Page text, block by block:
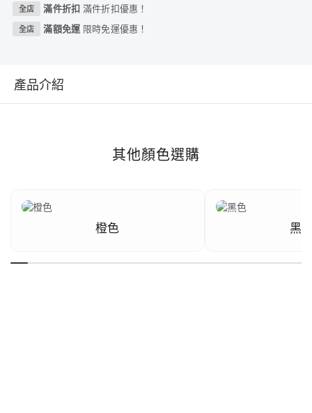
全店 滿件折扣滿件折扣優惠！
全店 滿額免運 限時免運優惠！
產品介紹
其他顏色選購
橙色 黑